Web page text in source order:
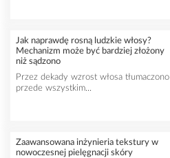
Jak naprawdę rosną ludzkie włosy?
Mechanizm może być bardziej złożony
niż sądzono
Przez dekady wzrost włosa tłumaczono
przede wszystkim...
Zaawansowana inżynieria tekstury w
nowoczesnej pielęgnacji skóry